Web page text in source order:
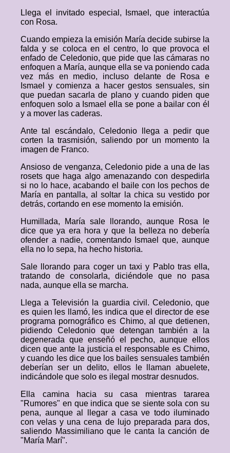
Llega el invitado especial, Ismael, que interactúa
con Rosa.
Cuando empieza la emisión María decide subirse la
falda y se coloca en el centro, lo que provoca el
enfado de Celedonio, que pide que las cámaras no
enfoquen a María, aunque ella se va poniendo cada
vez más en medio, incluso delante de Rosa e
Ismael y comienza a hacer gestos sensuales, sin
que puedan sacarla de plano y cuando piden que
enfoquen solo a Ismael ella se pone a bailar con él
y a mover las caderas.
Ante tal escándalo, Celedonio llega a pedir que
corten la trasmisión, saliendo por un momento la
imagen de Franco.
Ansioso de venganza, Celedonio pide a una de las
rosets que haga algo amenazando con despedirla
si no lo hace, acabando el baile con los pechos de
María en pantalla, al soltar la chica su vestido por
detrás, cortando en ese momento la emisión.
Humillada, María sale llorando, aunque Rosa le
dice que ya era hora y que la belleza no debería
ofender a nadie, comentando Ismael que, aunque
ella no lo sepa, ha hecho historia.
Sale llorando para coger un taxi y Pablo tras ella,
tratando de consolarla, diciéndole que no pasa
nada, aunque ella se marcha.
Llega a Televisión la guardia civil. Celedonio, que
es quien les llamó, les indica que el director de ese
programa pornográfico es Chimo, al que detienen,
pidiendo Celedonio que detengan también a la
degenerada que enseñó el pecho, aunque ellos
dicen que ante la justicia el responsable es Chimo,
y cuando les dice que los bailes sensuales también
deberían ser un delito, ellos le llaman abuelete,
indicándole que solo es ilegal mostrar desnudos.
Ella camina hacia su casa mientras tararea
"Rumores" en que indica que se siente sola con su
pena, aunque al llegar a casa ve todo iluminado
con velas y una cena de lujo preparada para dos,
saliendo Massimiliano que le canta la canción de
"María Marí".